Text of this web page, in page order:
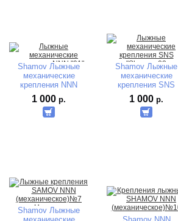
Shamov Лыжные
механические
крепления NNN
"N01"
1 000 р.
Shamov Лыжные
механические
крепления SNS
"N02"
1 000 р.
Shamov Лыжные